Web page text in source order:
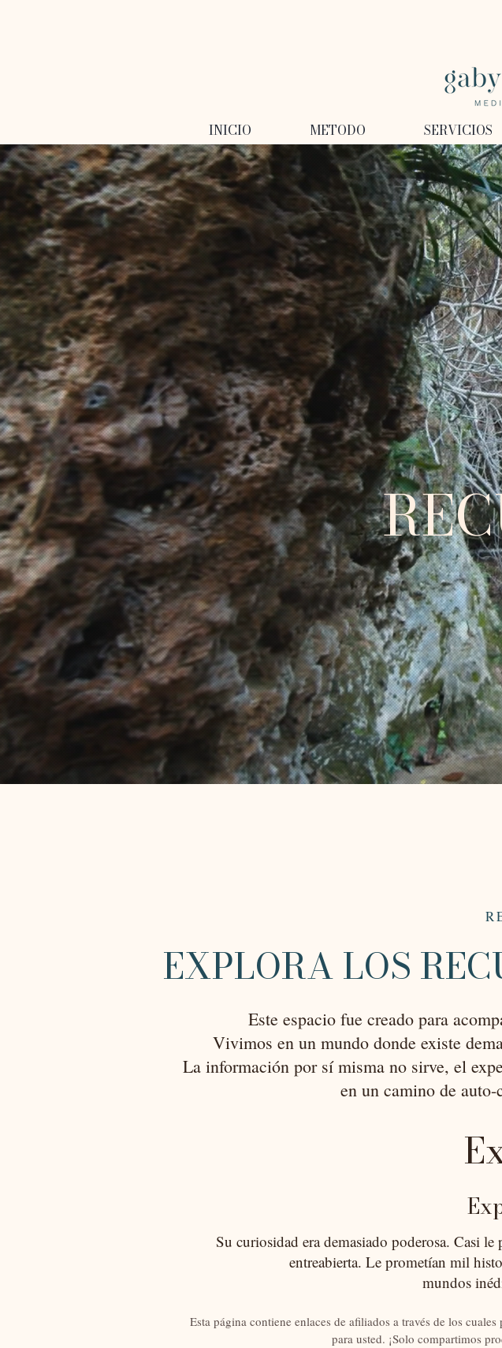
INICIO METODO SERVICIOS
EXPLORA LOS
Este espacio fue creado para
Vivimos en un mundo donde existe
La información por sí misma no sirve, el
en un camino de
E
Su curiosidad era demasiado poderosa. Casi
entreabierta. Le prometían mil
mundos
Esta página contiene enlaces de afiliados a través de los
para usted. ¡Solo compartimos